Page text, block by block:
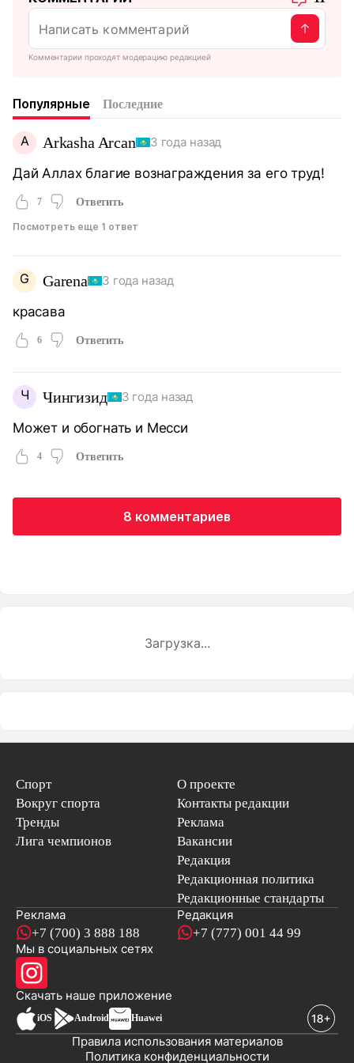
Комментарии проходят модерацию редакцией
Популярные Последние
A Arkasha Arcan 3 года назад
Дай Аллах благие вознаграждения за его труд!
7 Ответить
Посмотреть еще 1 ответ
G Garena 3 года назад
красава
6 Ответить
Ч Чингизид 3 года назад
Может и обогнать и Месси
4 Ответить
8 комментариев
Загрузка...
Спорт
Вокруг спорта
Тренды
Лига чемпионов
О проекте
Контакты редакции
Реклама
Вакансии
Редакция
Редакционная политика
Редакционные стандарты
Реклама
+7 (700) 3 888 188
Редакция
+7 (777) 001 44 99
Мы в социальных сетях
Скачать наше приложениеновостей
iOS Android Huawei
Политика конфиденциальности
Правила использования материалов